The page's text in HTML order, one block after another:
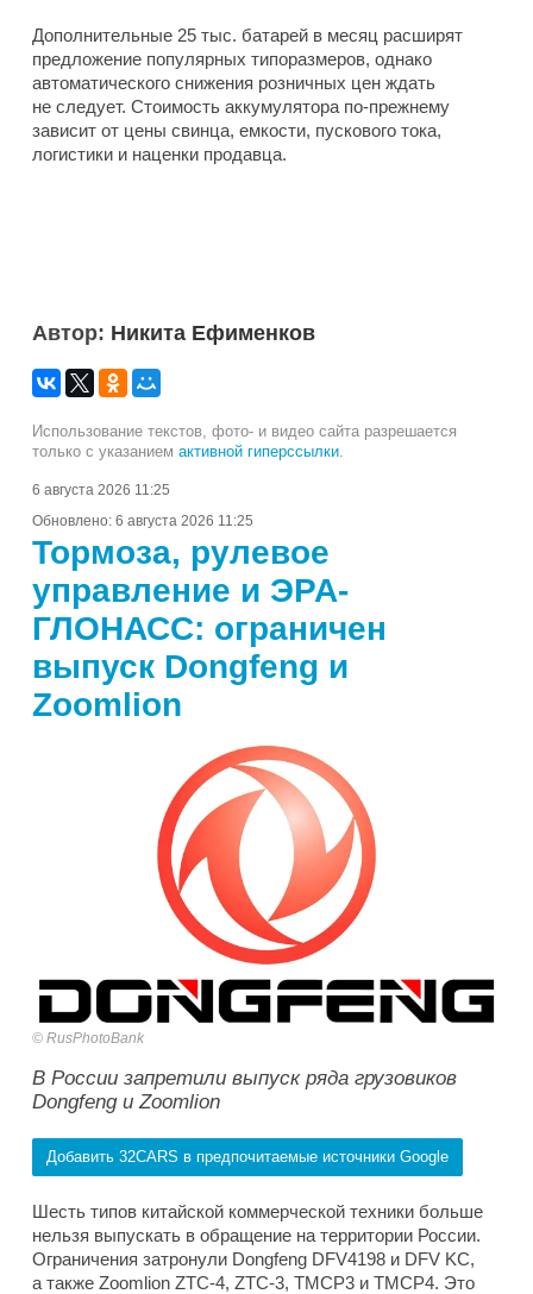
Дополнительные 25 тыс. батарей в месяц расширят
предложение популярных типоразмеров, однако
автоматического снижения розничных цен ждать
не следует. Стоимость аккумулятора по-прежнему
зависит от цены свинца, емкости, пускового тока,
логистики и наценки продавца.
Автор: Никита Ефименков
Использование текстов, фото- и видео сайта разрешается
только с указанием активной гиперссылки.
6 августа 2026 11:25
Обновлено: 6 августа 2026 11:25
Тормоза, рулевое
управление и ЭРА-
ГЛОНАСС: ограничен
выпуск Dongfeng и
Zoomlion
RusPhotoBank
В России запретили выпуск ряда грузовиков
Dongfeng и Zoomlion
Добавить 32CARS в предпочитаемые источники Google
Шесть типов китайской коммерческой техники больше
нельзя выпускать в обращение на территории России.
Ограничения затронули Dongfeng DFV4198 и DFV KC,
а также Zoomlion ZTC-4, ZTC-3, TMCP3 и TMCP4. Это